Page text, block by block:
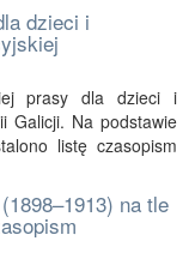
dzieci i
prasy dla dzieci i
Galicji. Na podstawie
listę czasopism
na tle